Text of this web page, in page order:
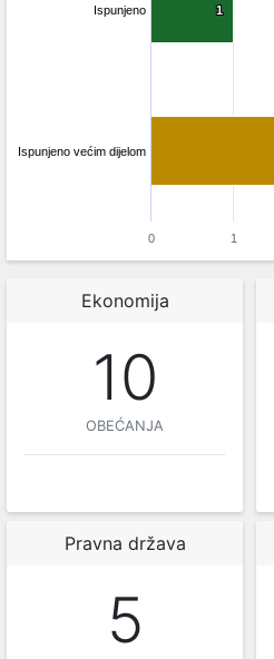
1
1
0 1
Ispunjeno
Ispunjeno većim dijelom
Ekonomija
10
OBEĆANJA
Pravna država
5